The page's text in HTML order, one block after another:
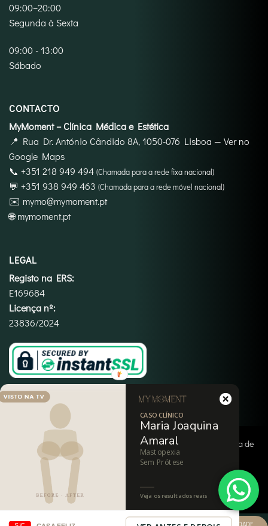
09:00–20:00
Segunda à Sexta
09:00 - 13:00
Sábado
CONTACTO
MyMoment – Clínica Médica e Estética
📍 Rua Dr. António Cândido 8A, 1050-076 Lisboa — Ver no
Google Maps
📞 +351 218 949 494 (Chamada para a rede fixa nacional)
💬 +351 938 949 463 (Chamada para a rede móvel nacional)
✉️ mymo@mymoment.pt
🌐mymoment.pt
LEGAL
Registo na ERS:
E169684
Licença nº:
23836/2024
Copyright 2026 ©My Moment Termos e Condições
Política de
Privacidade
|Política de Cookies|Imprint
LIGAR PEDIR INFORMAÇÕES/ VER DISPONBILIDADE
CASO CLÍNICO
Maria Joaquina
Amaral
Mastopexia
Sem Prótese
Veja os resultados reais